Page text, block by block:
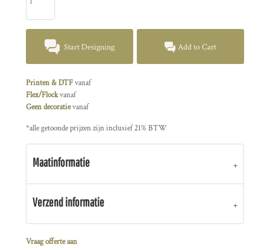
Start Designing Add to Cart
Printen & DTFvanaf
Flex/Flockvanaf
Geen decoratievanaf
*alle getoonde prijzen zijn inclusief 21% BTW
Maatinformatie
Verzend informatie
Vraag offerte aan